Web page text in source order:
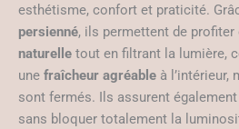
esthétisme, confort et praticité.
persienné, ils permettent de profiter
naturelle tout en filtrant la lumière,
une fraîcheur agréable à l’intérieur,
sont fermés. Ils assurent
sans bloquer totalement la